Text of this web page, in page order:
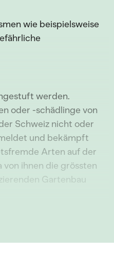
wie beispielsweise
werden.
oder -schädlinge von
Schweiz nicht oder
und bekämpft
Arten auf der
ihnen die grössten
Gartenbau